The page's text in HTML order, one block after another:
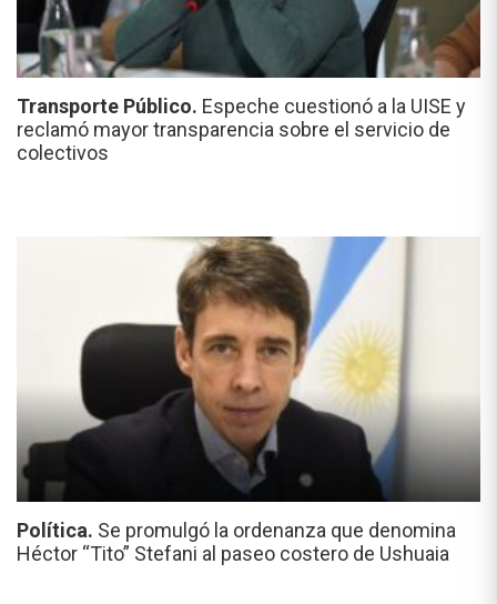
Transporte Público. Espeche cuestionó a la UISE y
reclamó mayor transparencia sobre el servicio de
colectivos
Política. Se promulgó la ordenanza que denomina
Héctor “Tito” Stefani al paseo costero de Ushuaia